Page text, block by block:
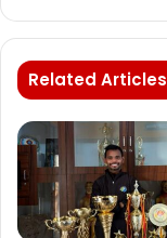
Related Articles